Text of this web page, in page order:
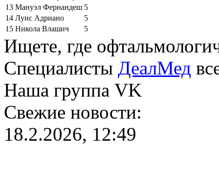
13 Мануэл Фернандеш 5
14 Луис Адриано
5
15 Никола Влашич 5
Ищете, где
Специалисты ДеалМед
Наша группа VK
Свежие новости:
18.2.2026, 12:49